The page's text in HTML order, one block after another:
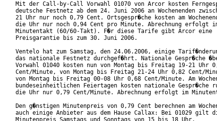
Mit der Call-by-Call Vorwahl 01070 von Arcor kosten
deutsche Festnetz ab dem 24. Juni 2006 an Wochenenden
21 Uhr nur noch 0,79 Cent. Ortsgespr�che kosten am
die Uhr nur noch 0,94 Cent pro Minute. Abrechnung erfolgt
Minutentakt (60/60-Takt). F�r diese Tarife gibt Arcor eine
Preisgarantie bis zum 30. Juni 2006.
Ventelo hat zum Samstag, den 24.06.2006, einige
das nationale Festnetz durchgef�hrt. Nationale Gespr�che
Vorwahl 01040 kosten nun von Montag bis Freitag 19-21 Uhr
Cent/Minute, von Montag bis Freitag 21-24 Uhr 0,82 Cent/
von Montag bis Freitag 00-08 Uhr 0,68 Cent/Minute. Am
bundeseinheitlichen Feiertagen kosten nationale Gespr�che
die Uhr nur 0,79 Cent/Minute. Abrechnung erfolgt im
Den g�nstigen Minutenpreis von 0,79 Cent berechnen am
auch einige Anbieter aus dem Hause Callax: Bei 01029 gilt
Minutenpreis Samstags und Sonntags von 15 bis 18 Uhr.